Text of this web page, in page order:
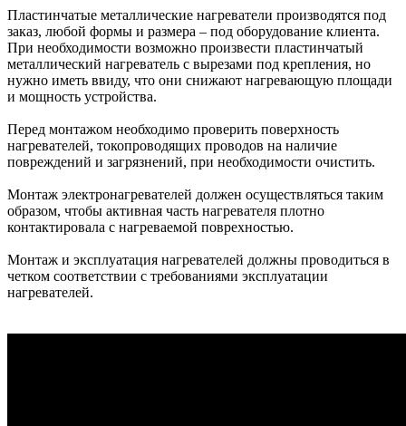
Пластинчатые металлические нагреватели производятся под
заказ, любой формы и размера – под оборудование клиента.
При необходимости возможно произвести пластинчатый
металлический нагреватель с вырезами под крепления, но
нужно иметь ввиду, что они снижают нагревающую площади
и мощность устройства.
Перед монтажом необходимо проверить поверхность
нагревателей, токопроводящих проводов на наличие
повреждений и загрязнений, при необходимости очистить.
Монтаж электронагревателей должен осуществляться таким
образом, чтобы активная часть нагревателя плотно
контактировала с нагреваемой поврехностью.
Монтаж и эксплуатация нагревателей должны проводиться в
четком соответствии с требованиями эксплуатации
нагревателей.